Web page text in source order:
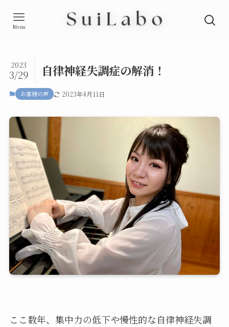
Menu
自律神経失調症の解消！
2023
3/29
お客様の声 2023年4月11日
ここ数年、集中力の低下や慢性的な自律神経失調